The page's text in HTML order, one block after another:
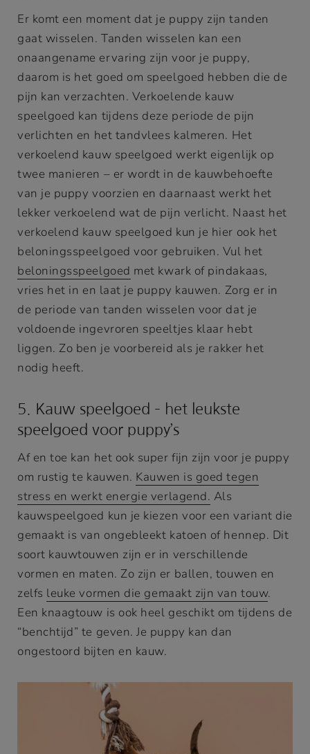
Er komt een moment dat je puppy zijn tanden
gaat wisselen. Tanden wisselen kan een
onaangename ervaring zijn voor je puppy,
daarom is het goed om speelgoed hebben die de
pijn kan verzachten. Verkoelende kauw
speelgoed kan tijdens deze periode de pijn
verlichten en het tandvlees kalmeren. Het
verkoelend kauw speelgoed werkt eigenlijk op
twee manieren – er wordt in de kauwbehoefte
van je puppy voorzien en daarnaast werkt het
lekker verkoelend wat de pijn verlicht. Naast het
verkoelend kauw speelgoed kun je hier ook het
beloningsspeelgoed voor gebruiken. Vul het
beloningsspeelgoed met kwark of pindakaas,
vries het in en laat je puppy kauwen. Zorg er in
de periode van tanden wisselen voor dat je
voldoende ingevroren speeltjes klaar hebt
liggen. Zo ben je voorbereid als je rakker het
nodig heeft.
5. Kauw speelgoed – het leukste
speelgoed voor puppy’s
Af en toe kan het ook super fijn zijn voor je puppy
om rustig te kauwen. Kauwen is goed tegen
stress en werkt energie verlagend. Als
kauwspeelgoed kun je kiezen voor een variant die
gemaakt is van ongebleekt katoen of hennep. Dit
soort kauwtouwen zijn er in verschillende
vormen en maten. Zo zijn er ballen, touwen en
zelfs leuke vormen die gemaakt zijn van touw.
Een knaagtouw is ook heel geschikt om tijdens de
“benchtijd” te geven. Je puppy kan dan
ongestoord bijten en kauw.